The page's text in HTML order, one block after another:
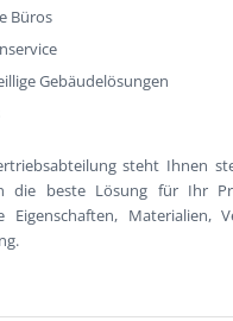
Büros
Gebäudelösungen
steht Ihnen
die beste Lösung für Ihr
Eigenschaften, Materialien,